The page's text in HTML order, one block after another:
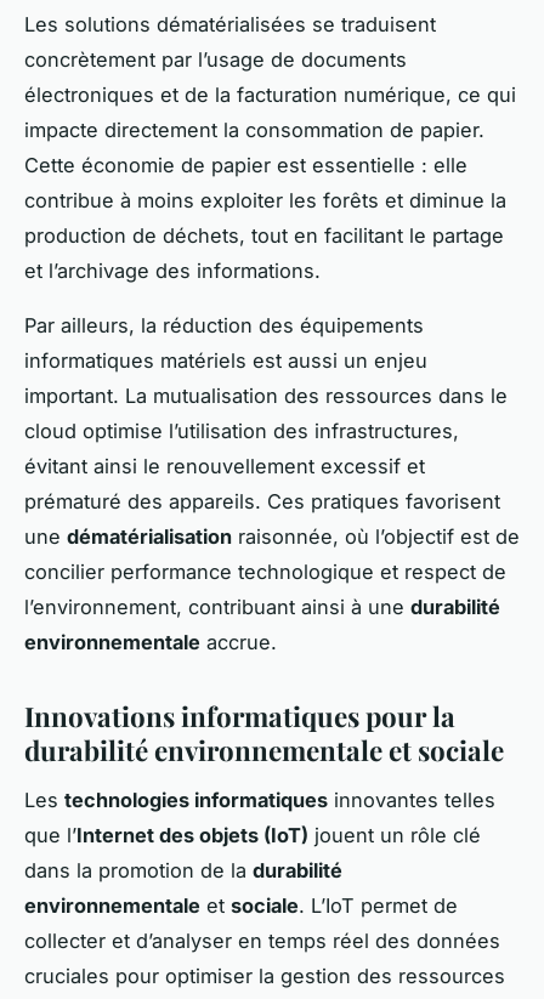
Les solutions dématérialisées se traduisent
concrètement par l’usage de documents
électroniques et de la facturation numérique, ce qui
impacte directement la consommation de papier.
Cette économie de papier est essentielle : elle
contribue à moins exploiter les forêts et diminue la
production de déchets, tout en facilitant le partage
et l’archivage des informations.
Par ailleurs, la réduction des équipements
informatiques matériels est aussi un enjeu
important. La mutualisation des ressources dans le
cloud optimise l’utilisation des infrastructures,
évitant ainsi le renouvellement excessif et
prématuré des appareils. Ces pratiques favorisent
une dématérialisation raisonnée, où l’objectif est de
concilier performance technologique et respect de
l’environnement, contribuant ainsi à une durabilité
environnementale accrue.
Innovations informatiques pour la
durabilité environnementale et sociale
Les technologies informatiques innovantes telles
que l’Internet des objets (IoT) jouent un rôle clé
dans la promotion de la durabilité
environnementale et sociale. L’IoT permet de
collecter et d’analyser en temps réel des données
cruciales pour optimiser la gestion des ressources